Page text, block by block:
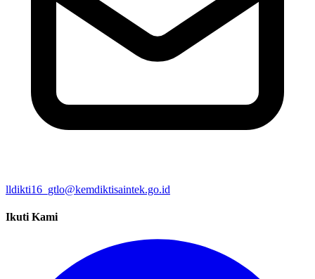
lldikti16_gtlo@kemdiktisaintek.go.id
Ikuti Kami